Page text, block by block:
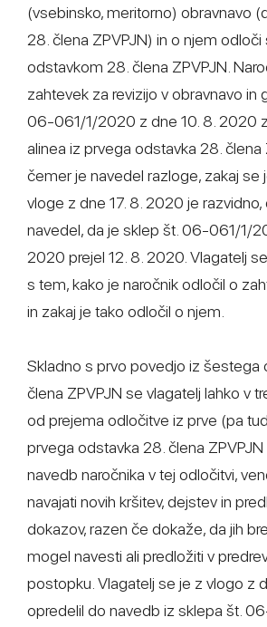
(vsebinsko, meritorno) obravnavo
28. člena ZPVPJN) in o njem
odstavkom 28. člena ZPVPJN.
zahtevek za revizijo v obravnavo in
06-061/1/2020 z dne 10. 8. 2020
alinea iz prvega odstavka 28. člena
čemer je navedel razloge, zakaj se
vloge z dne 17. 8. 2020 je razvidno,
navedel, da je sklep št. 06-061/1/
2020 prejel 12. 8. 2020. Vlagatelj
s tem, kako je naročnik odločil o
in zakaj je tako odločil o njem.
Skladno s prvo povedjo iz šestega
člena ZPVPJN se vlagatelj lahko v
od prejema odločitve iz prve (pa
prvega odstavka 28. člena
navedb naročnika v tej odločitvi,
navajati novih kršitev, dejstev in
dokazov, razen če dokaže, da jih
mogel navesti ali predložiti v
postopku. Vlagatelj se je z vlogo z
opredelil do navedb iz sklepa št.